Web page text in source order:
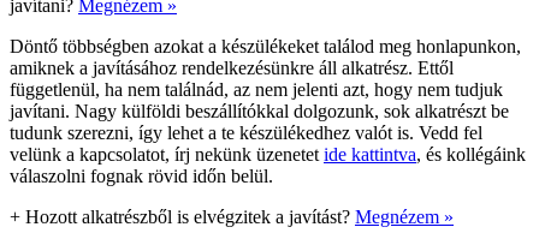
javítani? Megnézem »
Döntő többségben azokat a készülékeket találod meg honlapunkon,
amiknek a javításához rendelkezésünkre áll alkatrész. Ettől
függetlenül, ha nem találnád, az nem jelenti azt, hogy nem tudjuk
javítani. Nagy külföldi beszállítókkal dolgozunk, sok alkatrészt be
tudunk szerezni, így lehet a te készülékedhez valót is. Vedd fel
velünk a kapcsolatot, írj nekünk üzenetet ide kattintva, és kollégáink
válaszolni fognak rövid időn belül.
+ Hozott alkatrészből is elvégzitek a javítást? Megnézem »